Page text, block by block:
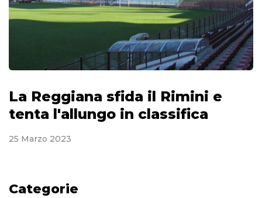
La Reggiana sfida il Rimini e
tenta l'allungo in classifica
25 Marzo 2023
Categorie